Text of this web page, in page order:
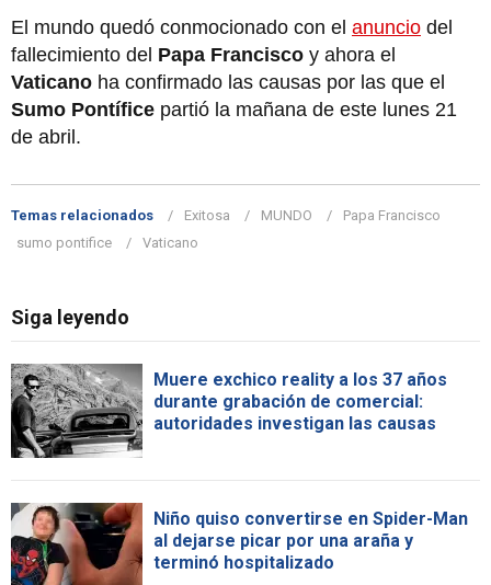
El mundo quedó conmocionado con el anuncio del
fallecimiento del Papa Francisco y ahora el
Vaticano ha confirmado las causas por las que el
Sumo Pontífice partió la mañana de este lunes 21
de abril.
Temas relacionados Exitosa MUNDO
Papa Francisco
sumo pontifice
Vaticano
Siga leyendo
Muere exchico reality a los 37 años
durante grabación de comercial:
autoridades investigan las causas
Niño quiso convertirse en Spider-Man
al dejarse picar por una araña y
terminó hospitalizado